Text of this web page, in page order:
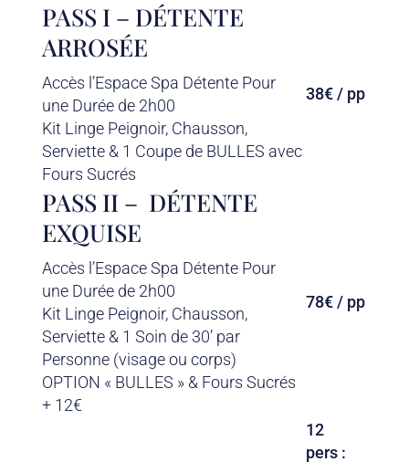
PASS I – DÉTENTE
ARROSÉE
Accès l’Espace Spa Détente Pour
une Durée de 2h00
Kit Linge Peignoir, Chausson,
Serviette & 1 Coupe de BULLES avec
Fours Sucrés
38€ / pp
PASS II – DÉTENTE
EXQUISE
Accès l’Espace Spa Détente Pour
une Durée de 2h00
Kit Linge Peignoir, Chausson,
Serviette & 1 Soin de 30’ par
Personne (visage ou corps)
OPTION « BULLES » & Fours Sucrés
+ 12€
78€ / pp
12
pers :